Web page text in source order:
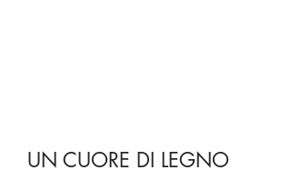
UN CUORE DI LEGNO